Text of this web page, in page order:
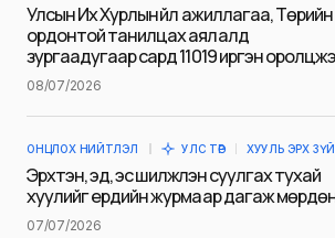
тэмдэглэсэн
Name
Улсын Их Хурлын үйл ажиллагаа, Төрийн
ордонтой танилцах аялалд
зургаадугаар сард 11019 иргэн
08/07/2026
ОНЦЛОХ НИЙТЛЭЛ УЛС ТӨР ХУУЛЬ ЭРХ ЗҮЙ
Эрхтэн, эд, эс шилжүүлэн суулгах тухай
хуулийг ердийн журмаар дагаж
07/07/2026